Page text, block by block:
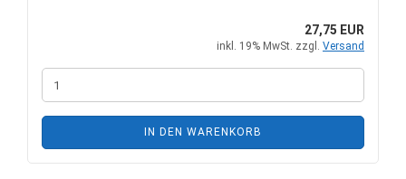
27,75 EUR
inkl. 19% MwSt. zzgl. Versand
IN DEN WARENKORB